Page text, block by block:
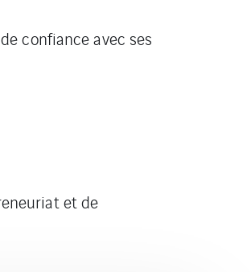
confiance avec ses
et de